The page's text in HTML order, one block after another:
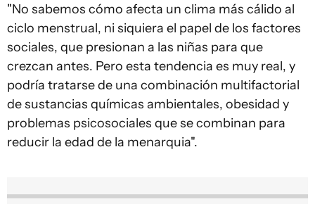
"No sabemos cómo afecta un clima más cálido al
ciclo menstrual, ni siquiera el papel de los factores
sociales, que presionan a las niñas para que
crezcan antes. Pero esta tendencia es muy real, y
podría tratarse de una combinación multifactorial
de sustancias químicas ambientales, obesidad y
problemas psicosociales que se combinan para
reducir la edad de la menarquia".